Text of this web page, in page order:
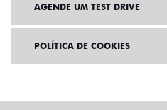
AGENDE UM TEST DRIVE
POLÍTICA DE COOKIES